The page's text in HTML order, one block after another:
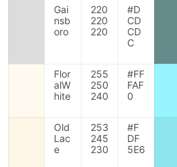
Gai
nsb
oro
220
220
220
#D
CD
CD
C
Flor
alW
hite
255
250
240
#FF
FAF
0
Old
Lac
e
253
245
230
#F
DF
5E6